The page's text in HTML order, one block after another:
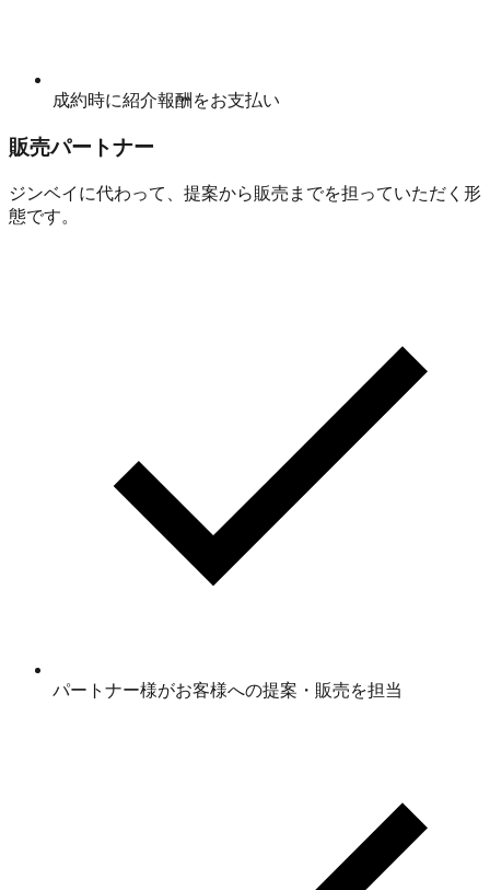
成約時に紹介報酬をお支払い
販売パートナー
ジンベイに代わって、提案から販売までを担っていただく形
態です。
パートナー様がお客様への提案・販売を担当